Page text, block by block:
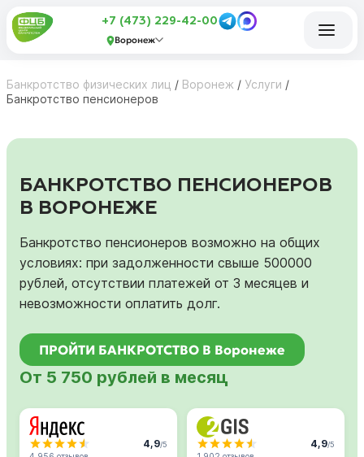
+7 (473) 229-42-00
Воронеж
Банкротство физических лиц / Воронеж / Услуги /
Банкротство пенсионеров
БАНКРОТСТВО ПЕНСИОНЕРОВ
В ВОРОНЕЖЕ
Банкротство пенсионеров возможно на общих
условиях: при задолженности свыше 500000
рублей, отсутствии платежей от 3 месяцев и
невозможности оплатить долг.
ПРОЙТИ БАНКРОТСТВО В Воронеже
От 5 750 рублей в месяц
4,9/5 4,9/5